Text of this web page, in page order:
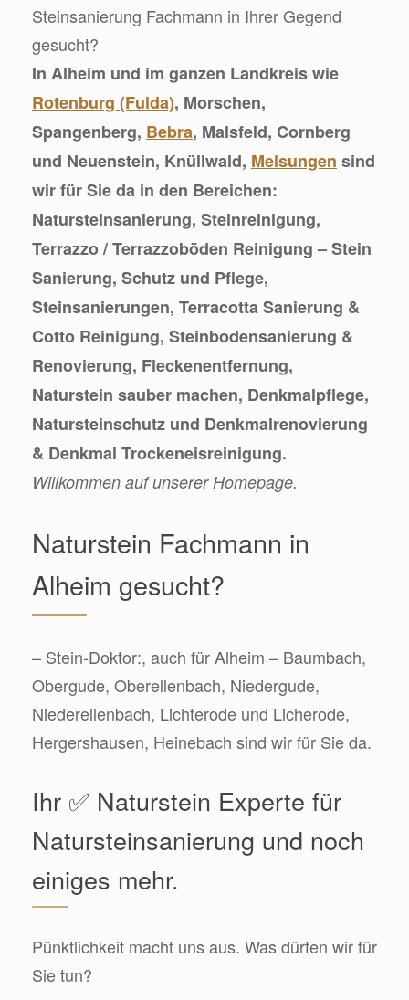
Steinsanierung Fachmann in Ihrer Gegend
gesucht?
In Alheim und im ganzen Landkreis wie
Rotenburg (Fulda), Morschen,
Spangenberg, Bebra, Malsfeld, Cornberg
und Neuenstein, Knüllwald, Melsungen sind
wir für Sie da in den Bereichen:
Natursteinsanierung, Steinreinigung,
Terrazzo / Terrazzoböden Reinigung – Stein
Sanierung, Schutz und Pflege,
Steinsanierungen, Terracotta Sanierung &
Cotto Reinigung, Steinbodensanierung &
Renovierung, Fleckenentfernung,
Naturstein sauber machen, Denkmalpflege,
Natursteinschutz und Denkmalrenovierung
& Denkmal Trockeneisreinigung.
Willkommen auf unserer Homepage.
Naturstein Fachmann in
Alheim gesucht?
– Stein-Doktor:, auch für Alheim – Baumbach,
Obergude, Oberellenbach, Niedergude,
Niederellenbach, Lichterode und Licherode,
Hergershausen, Heinebach sind wir für Sie da.
Ihr ✅ Naturstein Experte für
Natursteinsanierung und noch
einiges mehr.
Pünktlichkeit macht uns aus. Was dürfen wir für
Sie tun?